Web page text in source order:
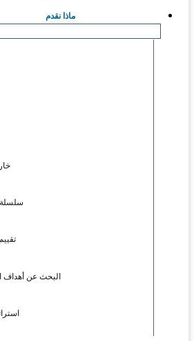
ماذا نقدم
سلسلة
البحث عن أهداف